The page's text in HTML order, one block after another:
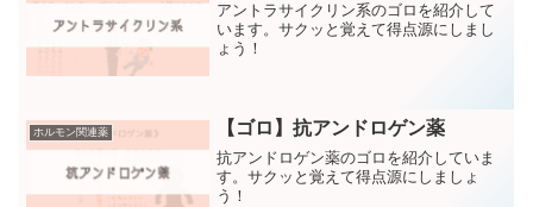
アントラサイクリン系のゴロを紹介して
います。サクッと覚えて得点源にしまし
ょう！
ホルモン関連薬 【ゴロ】抗アンドロゲン薬
抗アンドロゲン薬のゴロを紹介していま
す。サクッと覚えて得点源にしましょ
う！